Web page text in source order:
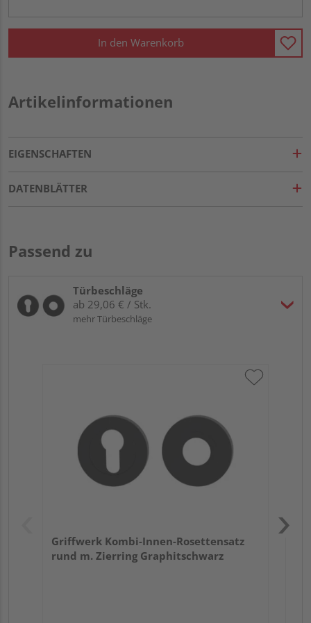
In den Warenkorb
Artikelinformationen
EIGENSCHAFTEN
DATENBLÄTTER
Passend zu
Türbeschläge
ab 29,06 € / Stk.
mehr Türbeschläge
Griffwerk Kombi-Innen-Rosettensatz
rund m. Zierring Graphitschwarz